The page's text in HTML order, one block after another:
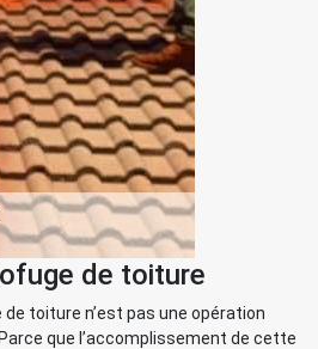
de toiture
toiture n’est pas une opération
que l’accomplissement de cette